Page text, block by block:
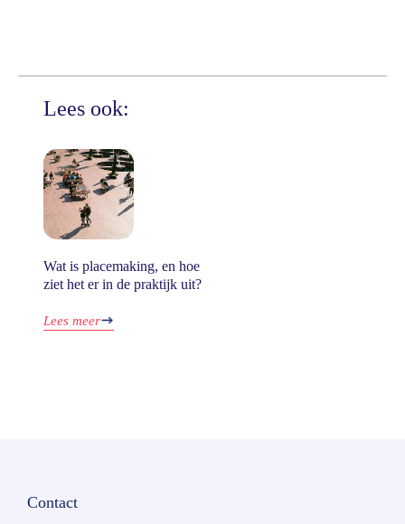
Lees ook:
Wat is placemaking, en hoe
ziet het er in de praktijk uit?
Lees meer
Contact